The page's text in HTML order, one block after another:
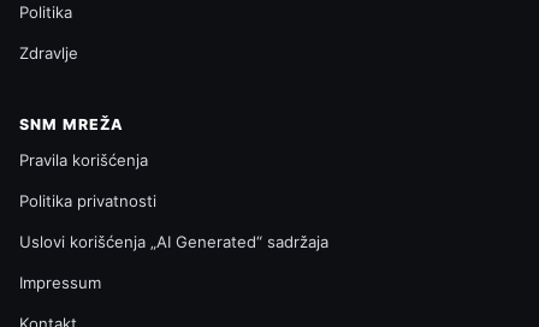
Politika
Zdravlje
SNM MREŽA
Pravila korišćenja
Politika privatnosti
Uslovi korišćenja „AI Generated“ sadržaja
Impressum
Kontakt